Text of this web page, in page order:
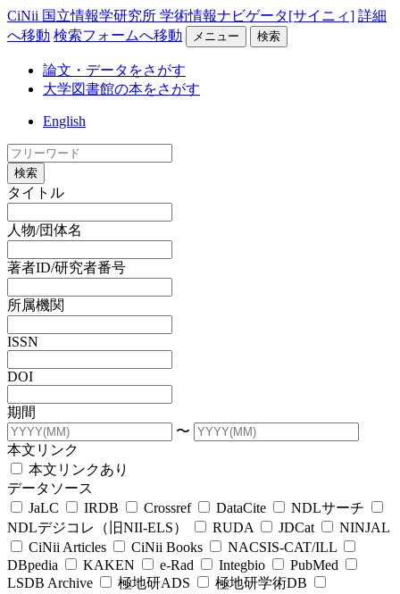
CiNii 国立情報学研究所 学術情報ナビゲータ[サイニィ] 詳細
へ移動 検索フォームへ移動 メニュー 検索
論文・データをさがす
大学図書館の本をさがす
English
検索
タイトル
人物/団体名
著者ID/研究者番号
所属機関
ISSN
DOI
期間
〜
本文リンク
本文リンクあり
データソース
JaLC
IRDB Crossref DataCite
NDLサーチ
NDLデジコレ（旧NII-ELS）
RUDA JDCat
NINJAL
CiNii Articles
CiNii Books
NACSIS-CAT/ILL
DBpedia
KAKEN e-Rad Integbio
PubMed
LSDB Archive
極地研ADS
極地研学術DB